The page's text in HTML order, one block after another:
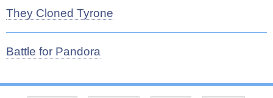
They Cloned Tyrone
Battle for Pandora